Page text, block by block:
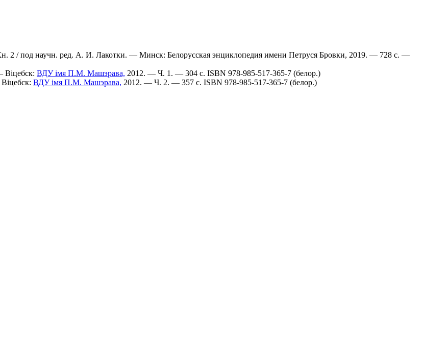
Кн. 2 / под научн. ред. А. И. Лакотки. — Минск: Белорусская энциклопедия имени Петруся Бровки, 2019. — 728 с. —
Віцебск: ВДУ імя П.М. Машэрава, 2012. — Ч. 1. — 304 с. ISBN 978-985-517-365-7 (белор.)
ВДУ імя П.М. Машэрава, 2012. — Ч. 2. — 357 с. ISBN 978-985-517-365-7 (белор.)